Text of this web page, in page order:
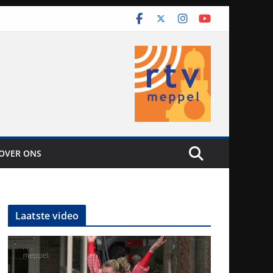
ONS
Laatste video